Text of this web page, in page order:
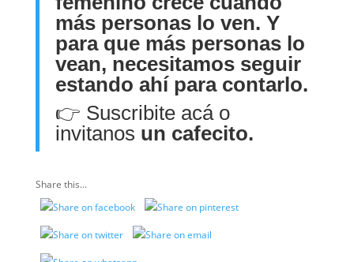
más personas lo ven. Y
para que más personas lo
vean, necesitamos seguir
estando ahí para contarlo.
👉 Suscribite acáo
invitanos un cafecito.
Share this...